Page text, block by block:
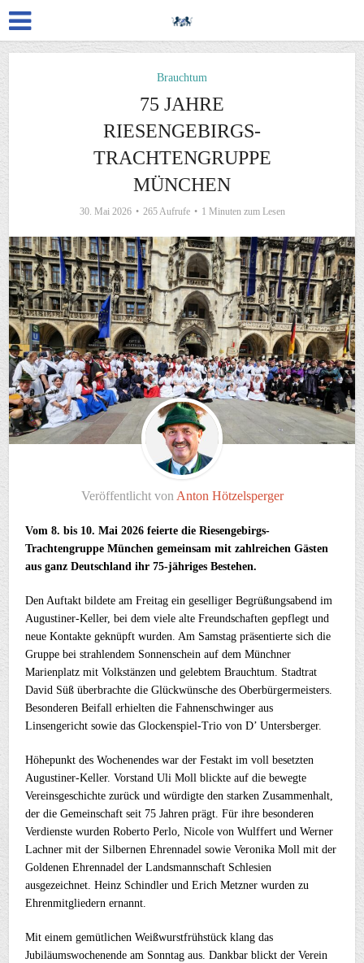
Brauchtum
75 JAHRE
RIESENGEBIRGS-
TRACHTENGRUPPE
MÜNCHEN
30. Mai 2026 265 Aufrufe 1 Minuten zum Lesen
Veröffentlicht vonAnton Hötzelsperger
Vom 8. bis 10. Mai 2026 feierte die Riesengebirgs-
Trachtengruppe München gemeinsam mit zahlreichen Gästen
aus ganz Deutschland ihr 75-jähriges Bestehen.
Den Auftakt bildete am Freitag ein geselliger Begrüßungsabend im
Augustiner-Keller, bei dem viele alte Freundschaften gepflegt und
neue Kontakte geknüpft wurden. Am Samstag präsentierte sich die
Gruppe bei strahlendem Sonnenschein auf dem Münchner
Marienplatz mit Volkstänzen und gelebtem Brauchtum. Stadtrat
David Süß überbrachte die Glückwünsche des Oberbürgermeisters.
Besonderen Beifall erhielten die Fahnenschwinger aus
Linsengericht sowie das Glockenspiel-Trio von D’ Untersberger.
Höhepunkt des Wochenendes war der Festakt im voll besetzten
Augustiner-Keller. Vorstand Uli Moll blickte auf die bewegte
Vereinsgeschichte zurück und würdigte den starken Zusammenhalt,
der die Gemeinschaft seit 75 Jahren prägt. Für ihre besonderen
Verdienste wurden Roberto Perlo, Nicole von Wulffert und Werner
Lachner mit der Silbernen Ehrennadel sowie Veronika Moll mit der
Goldenen Ehrennadel der Landsmannschaft Schlesien
ausgezeichnet. Heinz Schindler und Erich Metzner wurden zu
Ehrenmitgliedern ernannt.
Mit einem gemütlichen Weißwurstfrühstück klang das
Jubiläumswochenende am Sonntag aus. Dankbar blickt der Verein